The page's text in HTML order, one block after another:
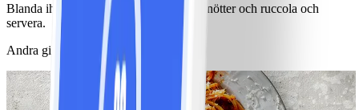
Blanda ihop pasta, grönsaker, dressing, nötter och ruccola och
servera.
Andra gillade också